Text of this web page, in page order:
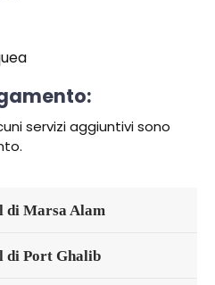
servizi aggiuntivi sono
di Marsa Alam
di Port Ghalib